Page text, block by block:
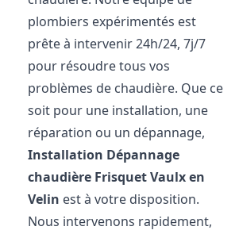
plombiers expérimentés est
prête à intervenir 24h/24, 7j/7
pour résoudre tous vos
problèmes de chaudière. Que ce
soit pour une installation, une
réparation ou un dépannage,
Installation Dépannage
chaudière FrisquetVaulx en
Velin est à votre disposition.
Nous intervenons rapidement,